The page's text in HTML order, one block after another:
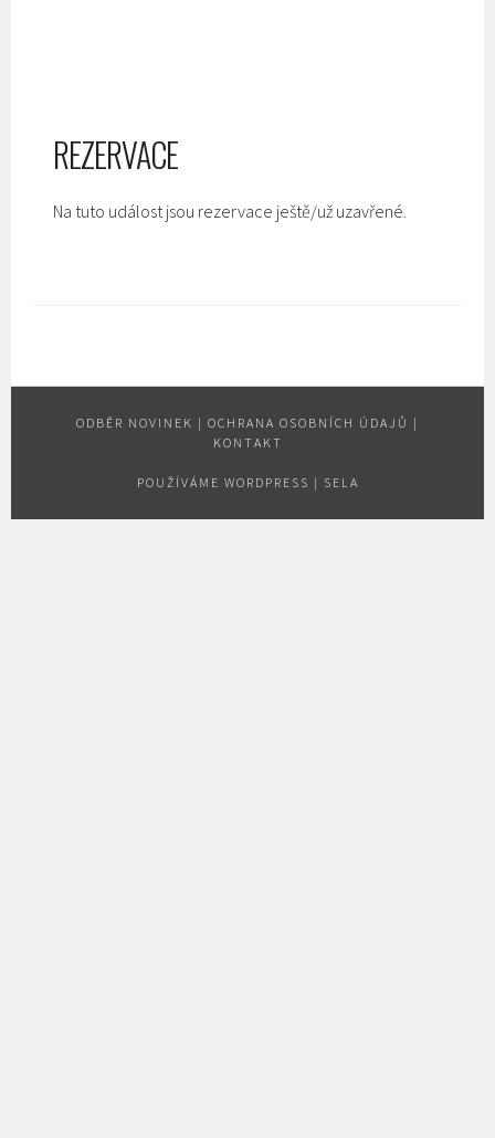
REZERVACE
Na tuto událost jsou rezervace ještě/už uzavřené.
ODBĚR NOVINEK | OCHRANA OSOBNÍCH ÚDAJŮ |
KONTAKT
POUŽÍVÁME WORDPRESS | SELA